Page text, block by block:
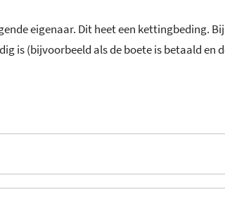
eigenaar. Dit heet een kettingbeding.
is (bijvoorbeeld als de boete is betaald en